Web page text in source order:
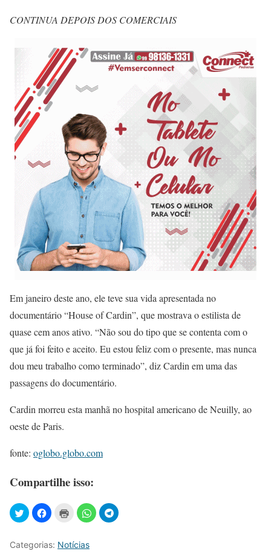
CONTINUA DEPOIS DOS COMERCIAIS
Em janeiro deste ano, ele teve sua vida apresentada no
documentário “House of Cardin”, que mostrava o estilista de
quase cem anos ativo. “Não sou do tipo que se contenta com o
que já foi feito e aceito. Eu estou feliz com o presente, mas nunca
dou meu trabalho como terminado”, diz Cardin em uma das
passagens do documentário.
Cardin morreu esta manhã no hospital americano de Neuilly, ao
oeste de Paris.
fonte: oglobo.globo.com
Compartilhe isso:
Categorias: Notícias